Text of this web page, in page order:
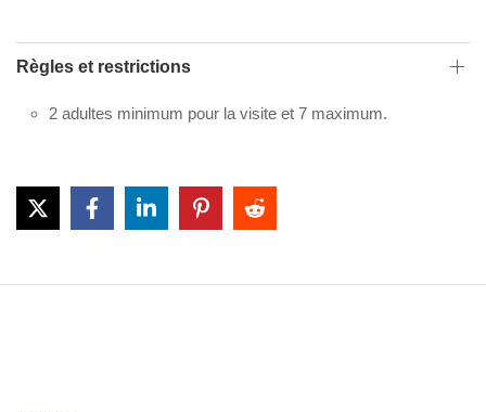
Règles et restrictions
2 adultes minimum pour la visite et 7 maximum.